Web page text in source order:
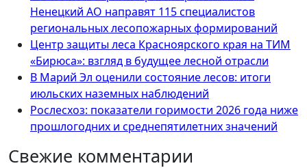
Ненецкий АО направят 115 специалистов
региональных лесопожарных формирований
Центр защиты леса Красноярского края на ТИМ
«Бирюса»: взгляд в будущее лесной отрасли
В Марий Эл оценили состояние лесов: итоги
июльских наземных наблюдений
Рослесхоз: показатели горимости 2026 года ниже
прошлогодних и среднепятилетних значений
Свежие комментарии